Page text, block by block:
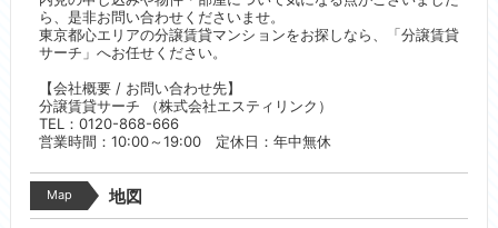
ら、是非お問い合わせくださいませ。
東京都心エリアの分譲賃貸マンションをお探しなら、「分譲賃貸
サーチ」へお任せください。
【会社概要 / お問い合わせ先】
分譲賃貸サーチ （株式会社エスティリンク）
TEL：0120-868-666
営業時間：10:00～19:00 定休日：年中無休
Map 地図